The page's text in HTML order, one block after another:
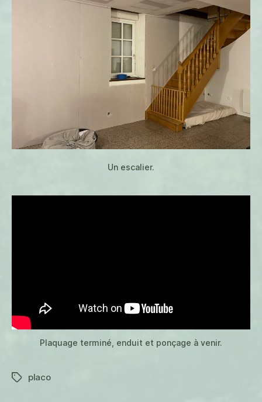
Un escalier.
Plaquage terminé, enduit et ponçage à venir.
Étiquettes
placo